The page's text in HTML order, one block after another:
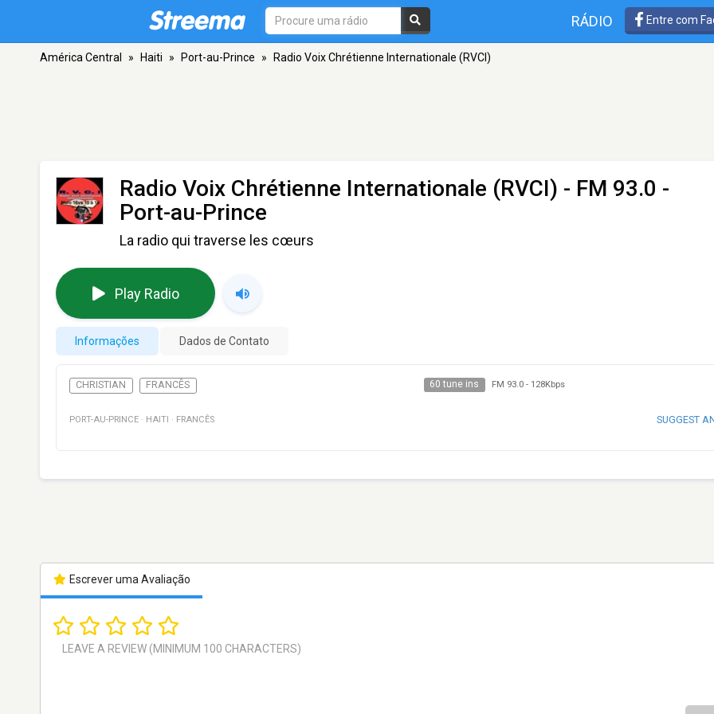
RÁDIO Entre com
América Central » Haiti » Port-au-Prince » Radio Voix Chrétienne Internationale (RVCI)
Radio Voix Chrétienne Internationale (RVCI) - FM 93.0 -
Port-au-Prince
La radio qui traverse les cœurs
Play Radio
Informações Dados de Contato
CHRISTIAN FRANCÊS 60 tune ins FM 93.0- 128Kbps
PORT-AU-PRINCE · HAITI · FRANCÊS SUGGEST
Escrever uma Avaliação